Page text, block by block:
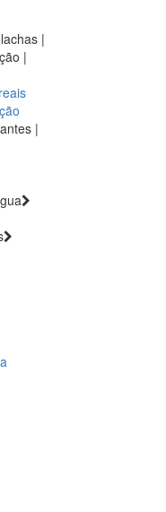
|
|
|